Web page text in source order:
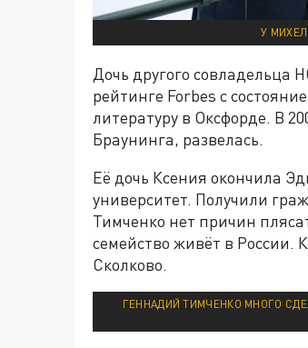
У
Дочь другого совладельца
рейтинге Forbes с
литературу в Оксфорде. В
Браунинга, развелась.
Её дочь Ксения окончила
университет. Получили
Тимченко нет причин
семейство живёт в России.
Сколково.
ГЕННАДИЙ ТИМЧЕНКО МНОГО